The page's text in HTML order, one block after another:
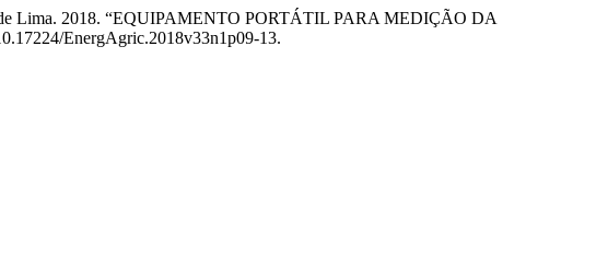
de Lima. 2018. “EQUIPAMENTO PORTÁTIL PARA MEDIÇÃO DA
EnergAgric.2018v33n1p09-13.